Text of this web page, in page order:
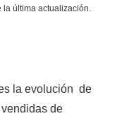
última actualización.
la evolución de
de